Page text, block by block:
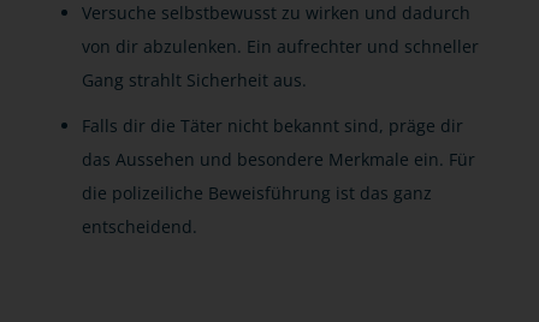
Versuche selbstbewusst zu wirken und dadurch
von dir abzulenken. Ein aufrechter und schneller
Gang strahlt Sicherheit aus.
Falls dir die Täter nicht bekannt sind, präge dir
das Aussehen und besondere Merkmale ein. Für
die polizeiliche Beweisführung ist das ganz
entscheidend.